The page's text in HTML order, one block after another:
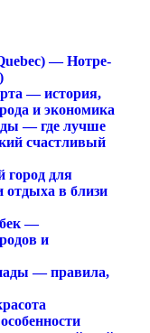
— Нотре-
— история,
и экономика
— где лучше
счастливый
для
в близи
—
и
— правила,